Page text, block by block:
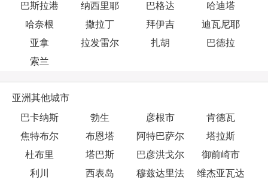
巴斯拉港
纳西里耶 巴格达
哈迪塔
哈奈根
撒拉丁 拜伊吉
迪瓦尼耶
亚拿
拉发雷尔 扎胡
巴德拉
索兰
亚洲其他城市
巴卡纳斯
勃生 彦根市
肯德瓦
焦特布尔
布恩塔 阿特巴萨尔
塔拉斯
杜布里
塔巴斯 巴彦洪戈尔
御前崎市
利川
西表岛 穆兹达里法
维杰亚瓦达